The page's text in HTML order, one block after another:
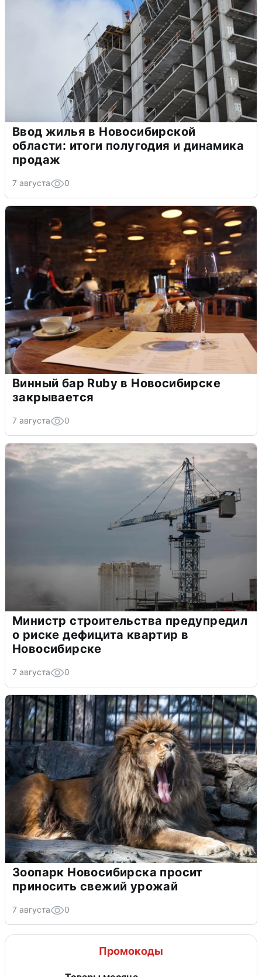
Ввод жилья в Новосибирской
области: итоги полугодия и динамика
продаж
7 августа 0
Винный бар Ruby в Новосибирске
закрывается
7 августа 0
Министр строительства предупредил
о риске дефицита квартир в
Новосибирске
7 августа 0
Зоопарк Новосибирска просит
приносить свежий урожай
7 августа 0
Промокоды